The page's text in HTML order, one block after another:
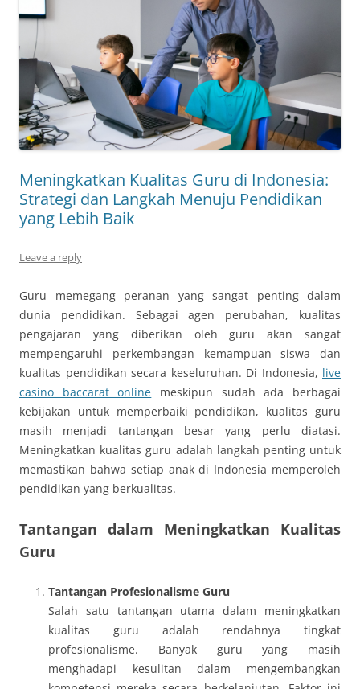
Meningkatkan Kualitas Guru di Indonesia:
Strategi dan Langkah Menuju Pendidikan
yang Lebih Baik
Leave a reply
Guru memegang peranan yang sangat penting dalam
dunia pendidikan. Sebagai agen perubahan, kualitas
pengajaran yang diberikan oleh guru akan sangat
mempengaruhi perkembangan kemampuan siswa dan
kualitas pendidikan secara keseluruhan. Di Indonesia, live
casino baccarat online meskipun sudah ada berbagai
kebijakan untuk memperbaiki pendidikan, kualitas guru
masih menjadi tantangan besar yang perlu diatasi.
Meningkatkan kualitas guru adalah langkah penting untuk
memastikan bahwa setiap anak di Indonesia memperoleh
pendidikan yang berkualitas.
Tantangan dalam Meningkatkan Kualitas
Guru
Tantangan Profesionalisme Guru
Salah satu tantangan utama dalam meningkatkan
kualitas guru adalah rendahnya tingkat
profesionalisme. Banyak guru yang masih
menghadapi kesulitan dalam mengembangkan